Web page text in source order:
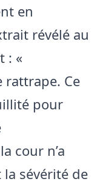
en
révélé au
: «
rattrape. Ce
pour
cour n’a
sévérité de